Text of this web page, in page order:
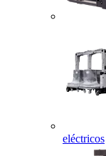
eléctricos